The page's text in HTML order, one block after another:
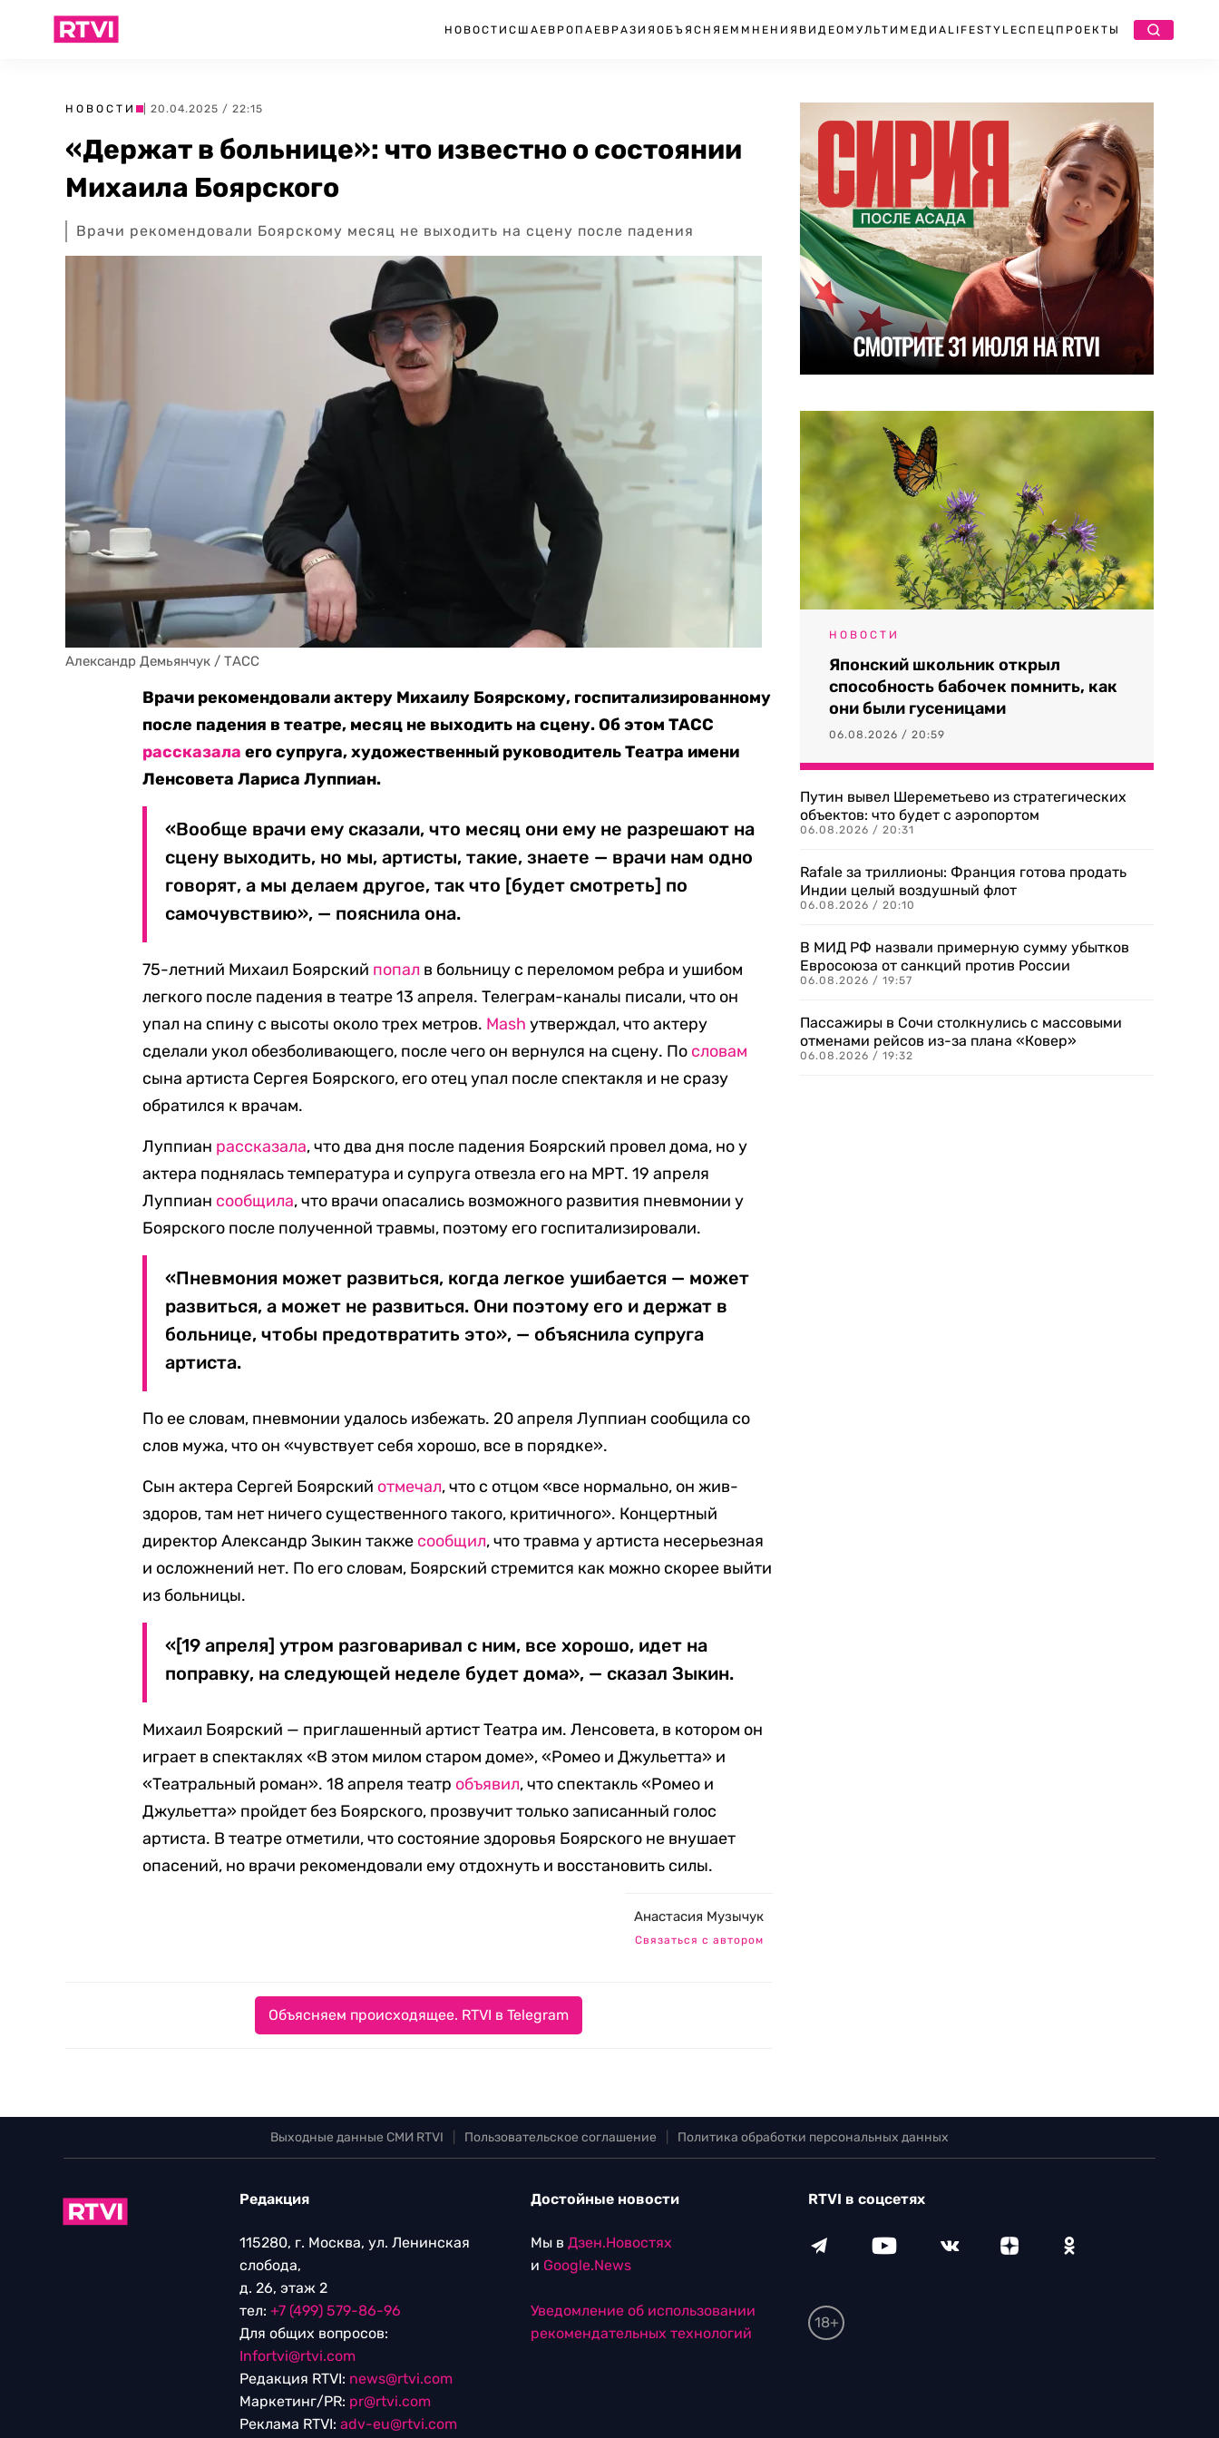
НОВОСТИ США ЕВРОПА ЕВРАЗИЯ ОБЪЯСНЯЕМ МНЕНИЯ ВИДЕО МУЛЬТИМЕДИА LIFESTYLEСПЕЦПРОЕКТЫ
НОВОСТИ | 20.04.2025 / 22:15
«Держат в больнице»: что известно о состоянии
Михаила Боярского
Врачи рекомендовали Боярскому месяц не выходить на сцену после падения
Александр Демьянчук / ТАСС
Врачи рекомендовали актеру Михаилу Боярскому, госпитализированному
после падения в театре, месяц не выходить на сцену. Об этом ТАСС
рассказала его супруга, художественный руководитель Театра имени
Ленсовета Лариса Луппиан.
«Вообще врачи ему сказали, что месяц они ему не разрешают на
сцену выходить, но мы, артисты, такие, знаете — врачи нам одно
говорят, а мы делаем другое, так что [будет смотреть] по
самочувствию», — пояснила она.
75-летний Михаил Боярский попал в больницу с переломом ребра и ушибом
легкого после падения в театре 13 апреля. Телеграм-каналы писали, что он
упал на спину с высоты около трех метров. Mash утверждал, что актеру
сделали укол обезболивающего, после чего он вернулся на сцену. По словам
сына артиста Сергея Боярского, его отец упал после спектакля и не сразу
обратился к врачам.
Луппиан рассказала, что два дня после падения Боярский провел дома, но у
актера поднялась температура и супруга отвезла его на МРТ. 19 апреля
Луппиан сообщила, что врачи опасались возможного развития пневмонии у
Боярского после полученной травмы, поэтому его госпитализировали.
«Пневмония может развиться, когда легкое ушибается — может
развиться, а может не развиться. Они поэтому его и держат в
больнице, чтобы предотвратить это», — объяснила супруга
артиста.
По ее словам, пневмонии удалось избежать. 20 апреля Луппиан сообщила со
слов мужа, что он «чувствует себя хорошо, все в порядке».
Сын актера Сергей Боярский отмечал, что с отцом «все нормально, он жив-
здоров, там нет ничего существенного такого, критичного». Концертный
директор Александр Зыкин также сообщил, что травма у артиста несерьезная
и осложнений нет. По его словам, Боярский стремится как можно скорее выйти
из больницы.
«[19 апреля] утром разговаривал с ним, все хорошо, идет на
поправку, на следующей неделе будет дома», — сказал Зыкин.
Михаил Боярский — приглашенный артист Театра им. Ленсовета, в котором он
играет в спектаклях «В этом милом старом доме», «Ромео и Джульетта» и
«Театральный роман». 18 апреля театр объявил, что спектакль «Ромео и
Джульетта» пройдет без Боярского, прозвучит только записанный голос
артиста. В театре отметили, что состояние здоровья Боярского не внушает
опасений, но врачи рекомендовали ему отдохнуть и восстановить силы.
Анастасия Музычук
Связаться с автором
Объясняем происходящее. RTVI в Telegram
НОВОСТИ
Японский школьник открыл
способность бабочек помнить, как
они были гусеницами
06.08.2026 / 20:59
Путин вывел Шереметьево из стратегических
объектов: что будет с аэропортом
06.08.2026 / 20:31
Rafale за триллионы: Франция готова продать
Индии целый воздушный флот
06.08.2026 / 20:10
В МИД РФ назвали примерную сумму убытков
Евросоюза от санкций против России
06.08.2026 / 19:57
Пассажиры в Сочи столкнулись с массовыми
отменами рейсов из-за плана «Ковер»
06.08.2026 / 19:32
Выходные данные СМИ RTVI Пользовательское соглашение Политика обработки персональных данных
Редакция
115280, г. Москва, ул. Ленинская
слобода,
д. 26, этаж 2
тел: +7 (499) 579-86-96
Для общих вопросов:
Infortvi@rtvi.com
Редакция RTVI: news@rtvi.com
Маркетинг/PR: pr@rtvi.com
Реклама RTVI: adv-eu@rtvi.com
Достойные новости
Мы в Дзен.Новостях
и Google.News
Уведомление об использовании
рекомендательных технологий
RTVI в соцсетях
18+